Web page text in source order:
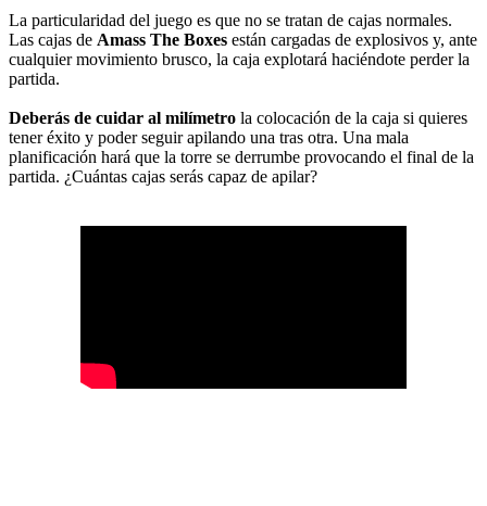
La particularidad del juego es que no se tratan de cajas normales.
Las cajas de Amass The Boxes están cargadas de explosivos y, ante
cualquier movimiento brusco, la caja explotará haciéndote perder la
partida.
Deberás de cuidar al milímetro la colocación de la caja si quieres
tener éxito y poder seguir apilando una tras otra. Una mala
planificación hará que la torre se derrumbe provocando el final de la
partida. ¿Cuántas cajas serás capaz de apilar?